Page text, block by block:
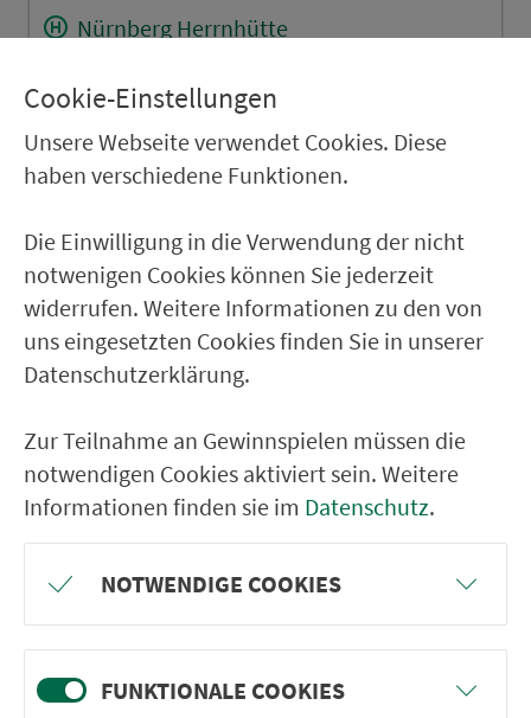
Nürnberg Herrnhütte
Nürnberg Bennostr.
Nürnberg Paul-Moor-Schule
Nürnberg Sieboldstr.
RÜCKFAHRT
Nürnberg Sieboldstr. Schleife
Nürnberg Schafhofstr.
Nürnberg Paul-Moor-Schule
Nürnberg Klingenhof
Cookie-Einstellungen
Unsere Webseite verwendet Cookies. Diese
haben verschiedene Funktionen.
Die Einwilligung in die Verwendung der nicht
notwenigen Cookies können Sie jederzeit
widerrufen. Weitere Informationen zu den von
uns eingesetzten Cookies finden Sie in unserer
Datenschutzerklärung.
Zur Teilnahme an Gewinnspielen müssen die
notwendigen Cookies aktiviert sein. Weitere
Informationen finden sie im Datenschutz.
NOTWENDIGE COOKIES
FUNKTIONALE COOKIES